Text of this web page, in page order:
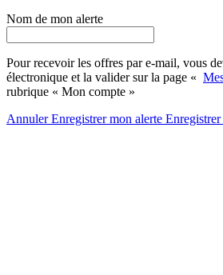
Nom de mon alerte
Pour recevoir les offres par e-mail, vous
électronique et la valider sur la page «
rubrique « Mon compte »
AnnulerEnregistrer mon alerte Enregistrer